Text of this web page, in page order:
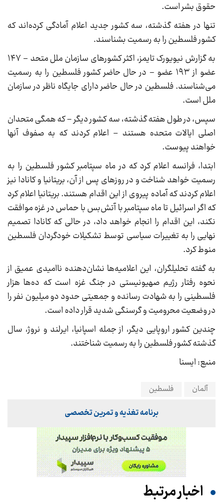
حقوق بشر است.
تنها در هفته گذشته، سه کشور جدید اعلام آمادگی کرده‌اند که
کشور فلسطین را به رسمیت بشناسند.
به گزارش نیویورک تایمز، اکثر کشورهای سازمان ملل متحد – ۱۴۷
عضو از ۱۹۳ عضو – در حال حاضر کشور فلسطین را به رسمیت
می‌شناسند. فلسطین در حال حاضر دارای جایگاه ناظر در سازمان
ملل است.
سپس، در طول هفته گذشته، سه کشور دیگر – که همگی متحدان
اصلی ایالات متحده هستند – اعلام کردند که به صفوف آنها
خواهند پیوست.
ابتدا، فرانسه اعلام کرد که در ماه سپتامبر کشور فلسطین را به
رسمیت خواهد شناخت و در روزهای پس از آن، بریتانیا و کانادا نیز
اعلام کردند که آماده پیروی از این اقدام هستند. بریتانیا اعلام کرد
که اگر اسرائیل تا ماه سپتامبر با آتش‌بس با حماس در غزه موافقت
نکند، این اقدام را انجام خواهد داد، در حالی که کانادا تصمیم
نهایی را به تغییرات سیاسی توسط تشکیلات خودگردان فلسطین
منوط کرد.
به گفته تحلیلگران، این اعلامیه‌ها نشان‌دهنده ناامیدی عمیق از
نحوه رفتار رژیم صهیونیستی در جنگ غزه است که ده‌ها هزار
فلسطینی را به شهادت رسانده و جمعیتی حدود دو میلیون نفر را
در وضعیت محرومیت و گرسنگی شدید قرار داده است.
چندین کشور اروپایی دیگر، از جمله اسپانیا، ایرلند و نروژ، سال
گذشته کشور فلسطین را به رسمیت شناختند.
منبع: ایسنا
آلمان فلسطین
برنامه تغذیه و تمرین تخصصی
اخبار مرتبط